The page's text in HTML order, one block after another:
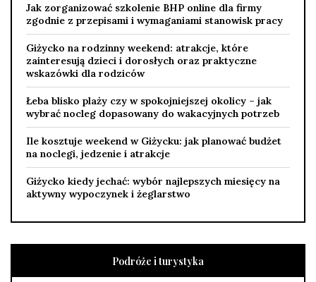
Jak zorganizować szkolenie BHP online dla firmy
zgodnie z przepisami i wymaganiami stanowisk pracy
Giżycko na rodzinny weekend: atrakcje, które
zainteresują dzieci i dorosłych oraz praktyczne
wskazówki dla rodziców
Łeba blisko plaży czy w spokojniejszej okolicy – jak
wybrać nocleg dopasowany do wakacyjnych potrzeb
Ile kosztuje weekend w Giżycku: jak planować budżet
na noclegi, jedzenie i atrakcje
Giżycko kiedy jechać: wybór najlepszych miesięcy na
aktywny wypoczynek i żeglarstwo
Podróże i turystyka